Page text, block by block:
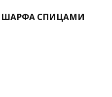
ШАРФА СПИЦАМИ